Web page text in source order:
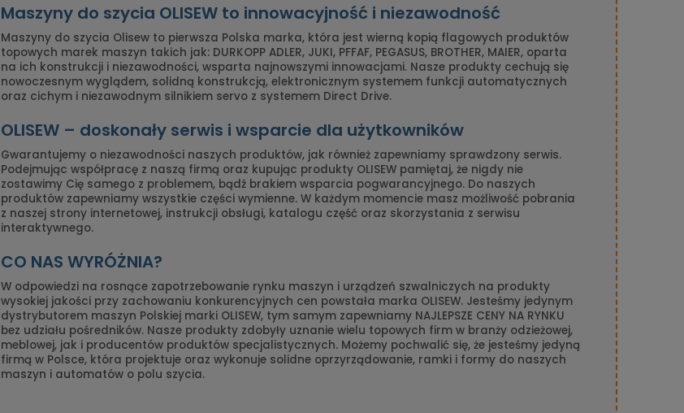
Maszyny do szycia OLISEW to innowacyjność i niezawodność
Maszyny do szycia Olisew to pierwsza Polska marka, która jest wierną kopią flagowych produktów
topowych marek maszyn takich jak: DURKOPP ADLER, JUKI, PFFAF, PEGASUS, BROTHER, MAIER, oparta
na ich konstrukcji i niezawodności, wsparta najnowszymi innowacjami. Nasze produkty cechują się
nowoczesnym wyglądem, solidną konstrukcją, elektronicznym systemem funkcji automatycznych
oraz cichym i niezawodnym silnikiem servo z systemem Direct Drive.
OLISEW – doskonały serwis i wsparcie dla użytkowników
Gwarantujemy o niezawodności naszych produktów, jak również zapewniamy sprawdzony serwis.
Podejmując współpracę z naszą firmą oraz kupując produkty OLISEW pamiętaj, że nigdy nie
zostawimy Cię samego z problemem, bądź brakiem wsparcia pogwarancyjnego. Do naszych
produktów zapewniamy wszystkie części wymienne. W każdym momencie masz możliwość pobrania
z naszej strony internetowej, instrukcji obsługi, katalogu część oraz skorzystania z serwisu
interaktywnego.
CO NAS WYRÓŻNIA?
W odpowiedzi na rosnące zapotrzebowanie rynku maszyn i urządzeń szwalniczych na produkty
wysokiej jakości przy zachowaniu konkurencyjnych cen powstała marka OLISEW. Jesteśmy jedynym
dystrybutorem maszyn Polskiej marki OLISEW, tym samym zapewniamy NAJLEPSZE CENY NA RYNKU
bez udziału pośredników. Nasze produkty zdobyły uznanie wielu topowych firm w branży odzieżowej,
meblowej, jak i producentów produktów specjalistycznych. Możemy pochwalić się, że jesteśmy jedyną
firmą w Polsce, która projektuje oraz wykonuje solidne oprzyrządowanie, ramki i formy do naszych
maszyn i automatów o polu szycia.